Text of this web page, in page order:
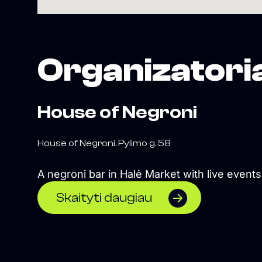
House of Negroni
House of Negroni. Pylimo g. 58
A negroni bar in Halė Market with live events
Skaityti daugiau